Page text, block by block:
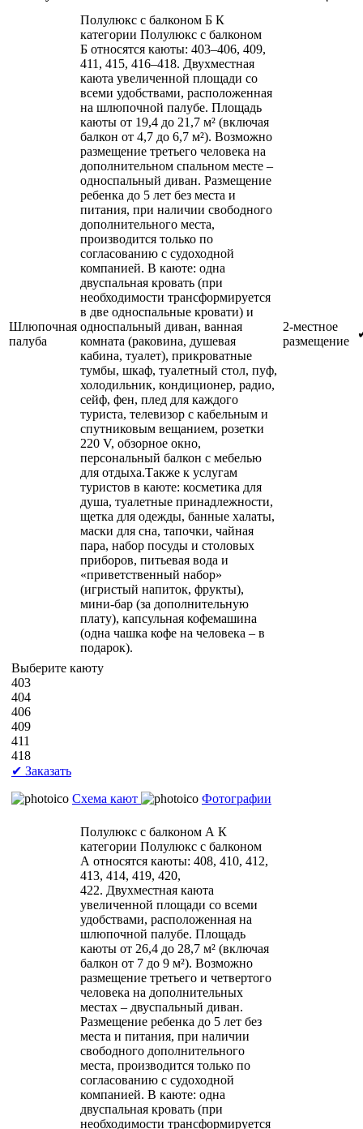
Шлюпочная
палуба
Полулюкс с балконом Б К
категории Полулюкс с балконом
Б относятся каюты: 403–406, 409,
411, 415, 416–418. Двухместная
каюта увеличенной площади со
всеми удобствами, расположенная
на шлюпочной палубе. Площадь
каюты от 19,4 до 21,7 м² (включая
балкон от 4,7 до 6,7 м²). Возможно
размещение третьего человека на
дополнительном спальном месте –
односпальный диван. Размещение
ребенка до 5 лет без места и
питания, при наличии свободного
дополнительного места,
производится только по
согласованию с судоходной
компанией. В каюте: одна
двуспальная кровать (при
необходимости трансформируется
в две односпальные кровати) и
односпальный диван, ванная
комната (раковина, душевая
кабина, туалет), прикроватные
тумбы, шкаф, туалетный стол, пуф,
холодильник, кондиционер, радио,
сейф, фен, плед для каждого
туриста, телевизор с кабельным и
спутниковым вещанием, розетки
220 V, обзорное окно,
персональный балкон с мебелью
для отдыха.Также к услугам
туристов в каюте: косметика для
душа, туалетные принадлежности,
щетка для одежды, банные халаты,
маски для сна, тапочки, чайная
пара, набор посуды и столовых
приборов, питьевая вода и
«приветственный набор»
(игристый напиток, фрукты),
мини-бар (за дополнительную
плату), капсульная кофемашина
(одна чашка кофе на человека – в
подарок).
2-местное
размещение
Выберите каюту
403
404
406
409
411
418
✔ Заказать
Схема кают
Фотографии
Полулюкс с балконом А К
категории Полулюкс с балконом
А относятся каюты: 408, 410, 412,
413, 414, 419, 420,
422. Двухместная каюта
увеличенной площади со всеми
удобствами, расположенная на
шлюпочной палубе. Площадь
каюты от 26,4 до 28,7 м² (включая
балкон от 7 до 9 м²). Возможно
размещение третьего и четвертого
человека на дополнительных
местах – двуспальный диван.
Размещение ребенка до 5 лет без
места и питания, при наличии
свободного дополнительного
места, производится только по
согласованию с судоходной
компанией. В каюте: одна
двуспальная кровать (при
необходимости трансформируется